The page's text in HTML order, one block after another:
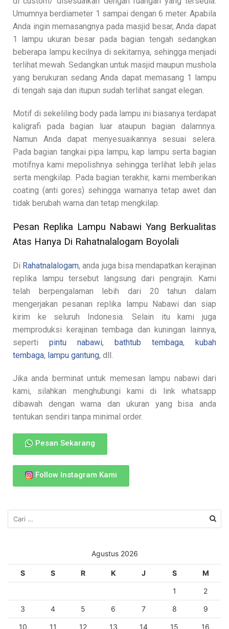
Umumnya berdiameter 1 sampai dengan 6 meter. Apabila
Anda ingin memasangnya pada masjid besar, Anda dapat
1 lampu ukuran besar pada bagian tengah sedangkan
beberapa lampu kecilnya di sekitarnya, sehingga menjadi
terlihat mewah. Sedangkan untuk masjid maupun mushola
yang berukuran sedang Anda dapat memasang 1 lampu
di tengah saja dan itupun sudah terlihat sangat elegan.
Motif di sekeliling body pada lampu ini biasanya terdapat
kaligrafi pada bagian luar ataupun bagian dalamnya.
Namun Anda dapat menyesuaikannya sesuai selera.
Pada bagian tangkai pipa lampu, kap lampu serta bagian
motifnya kami mepolishnya sehingga terlihat lebih jelas
serta mengkilap. Pada bagian terakhir, kami memberikan
coating (anti gores) sehingga warnanya tetap awet dan
tidak berubah warna dan tetap mengkilap.
Pesan Replika Lampu Nabawi Yang Berkualitas
Atas Hanya Di Rahatnalalogam Boyolali
Di Rahatnalalogam, anda juga bisa mendapatkan kerajinan
replika lampu tersebut langsung dari pengrajin. Kami
telah berpengalaman lebih dari 20 tahun dalam
mengerjakan pesanan replika lampu Nabawi dan siap
kirim ke seluruh Indonesia. Selain itu kami juga
memproduksi kerajinan tembaga dan kuningan lainnya,
seperti pintu nabawi, bathtub tembaga, kubah
tembaga, lampu gantung, dll.
Jika anda berminat untuk memesan lampu nabawi dari
kami, silahkan menghubungi kami di link whatsapp
dibawah dengan warna dan ukuran yang bisa anda
tentukan sendiri tanpa minimal order.
Pesan Sekarang
Follow Instagram Kami
Agustus 2026
S S R K J S M
1 2
3 4 5 6 7 8 9
10 11 12 13 14 15 16